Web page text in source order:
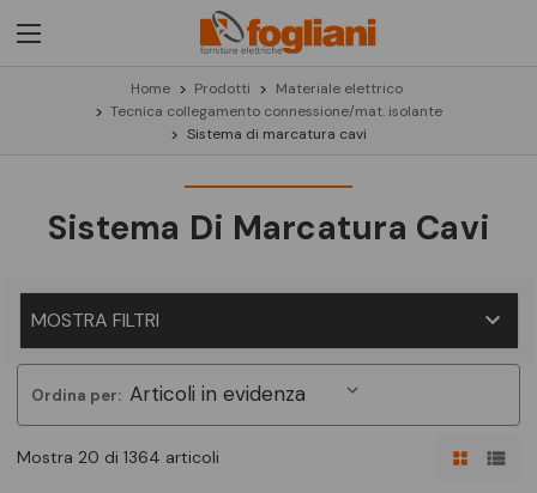
Home Prodotti
Materiale elettrico
Tecnica collegamento connessione/mat. isolante
Sistema di marcatura cavi
Sistema Di Marcatura Cavi
MOSTRA FILTRI
Mostra 20 di 1364 articoli
Ordina per: